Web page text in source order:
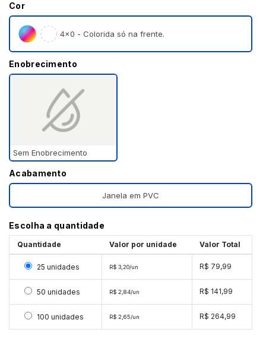
Cor
4×0 - Colorida só na frente.
Enobrecimento
Sem Enobrecimento
Acabamento
Janela em PVC
Escolha a quantidade
Quantidade Valor por unidade Valor Total
Selecionar 25 unidades
25 unidades R$ 3,20/un R$ 79,99
Selecionar 50 unidades
50 unidades R$ 2,84/un R$ 141,99
Selecionar 100 unidades
100 unidades R$ 2,65/un R$ 264,99